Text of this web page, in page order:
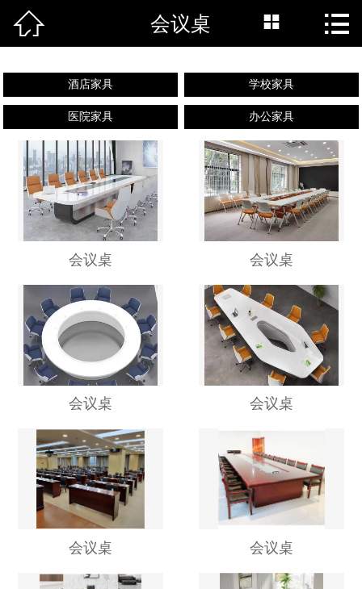
网站首页
公司简介
产品中心
工程案例
联系我们
 会议桌  
酒店家具 学校家具
医院家具 办公家具
会议桌 会议桌
会议桌 会议桌
会议桌 会议桌